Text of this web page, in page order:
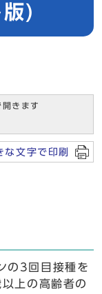
)
きます
な文字で印刷
の3回目接種を
上の高齢者の